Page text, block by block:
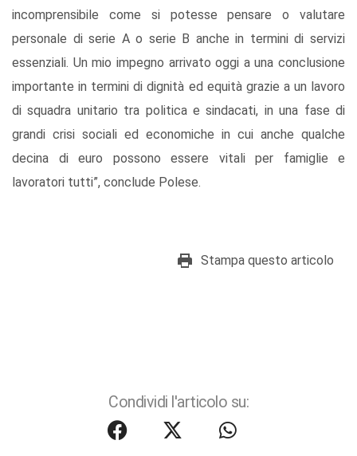
incomprensibile come si potesse pensare o valutare
personale di serie A o serie B anche in termini di servizi
essenziali. Un mio impegno arrivato oggi a una conclusione
importante in termini di dignità ed equità grazie a un lavoro
di squadra unitario tra politica e sindacati, in una fase di
grandi crisi sociali ed economiche in cui anche qualche
decina di euro possono essere vitali per famiglie e
lavoratori tutti”, conclude Polese.
Stampa questo articolo
Condividi l'articolo su: